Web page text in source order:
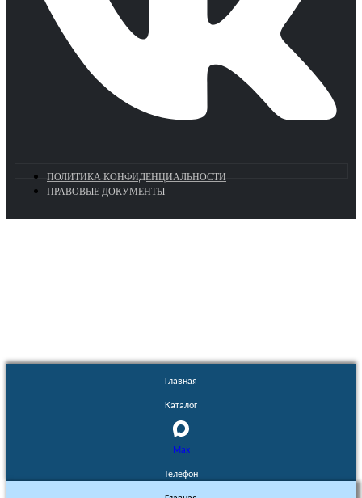
ПОЛИТИКА КОНФИДЕНЦИАЛЬНОСТИ
ПРАВОВЫЕ ДОКУМЕНТЫ
Главная
Каталог
Max
Телефон